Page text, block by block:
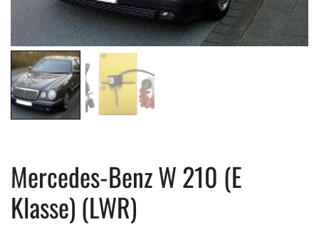
Mercedes-Benz W 210 (E
Klasse) (LWR)